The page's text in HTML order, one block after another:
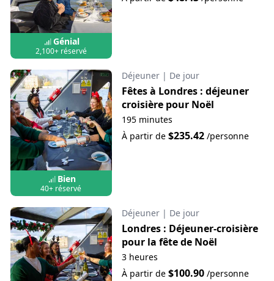
Génial
2,100+ réservé
Bien
40+ réservé
Déjeuner | De jour
Fêtes à Londres : déjeuner
croisière pour Noël
195 minutes
À partir de $235.42/personne
Déjeuner | De jour
Londres : Déjeuner-croisière
pour la fête de Noël
3 heures
À partir de $100.90/personne